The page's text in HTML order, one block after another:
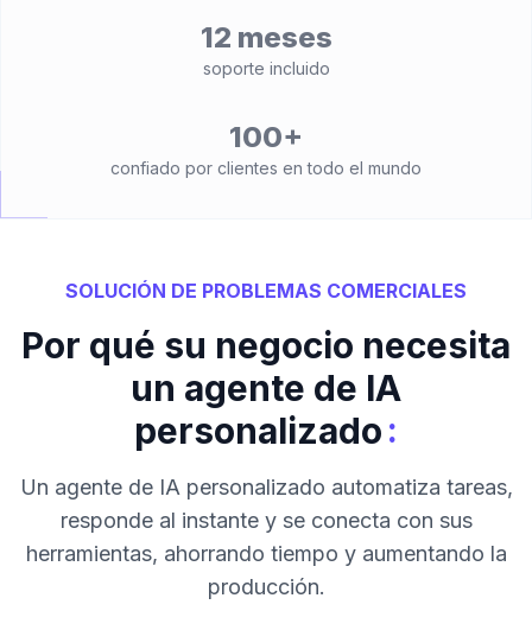
12 meses
soporte incluido
100+
confiado por clientes en todo el mundo
SOLUCIÓN DE PROBLEMAS COMERCIALES
Por qué su negocio necesita
un agente de IA
personalizado:
Un agente de IA personalizado automatiza tareas,
responde al instante y se conecta con sus
herramientas, ahorrando tiempo y aumentando la
producción.